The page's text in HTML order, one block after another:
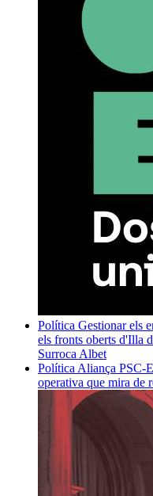
Política Gestionar els
els fronts oberts d'Illa
Surroca Albet
Política Aliança PSC-
operativa que mira de